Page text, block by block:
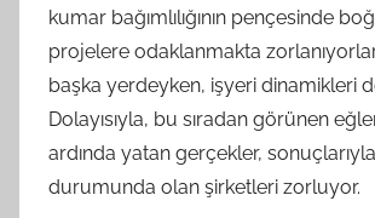
kumar bağımlılığının pençesinde
projelere odaklanmakta zorlanıyorlar.
başka yerdeyken, işyeri dinamikleri
Dolayısıyla, bu sıradan görünen
ardında yatan gerçekler,
durumunda olan şirketleri zorluyor.